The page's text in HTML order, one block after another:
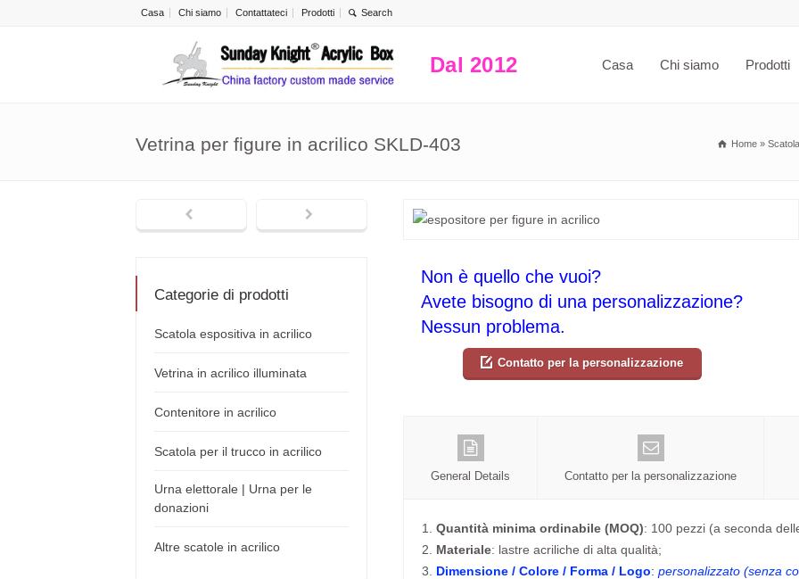
Casa Chi siamo Contattateci Prodotti
Dal 2012 Casa Chi siamo Prodotti
Vetrina per figure in acrilico SKLD-403 Home »
Non è quello che vuoi?
Avete bisogno di una personalizzazione?
Nessun problema.
Contatto per la personalizzazione
General Details Contatto per la personalizzazione
1. Quantità minima ordinabile (MOQ): 100 pezzi (a seconda
2. Materiale: lastre acriliche di alta qualità;
3. Dimensione / Colore / Forma / Logo: personalizzato (senza
Categorie di prodotti
Scatola espositiva in acrilico
Vetrina in acrilico illuminata
Contenitore in acrilico
Scatola per il trucco in acrilico
Urna elettorale | Urna per le
donazioni
Altre scatole in acrilico